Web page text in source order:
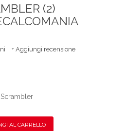
(2)
+ Aggiungi recensione
AL CARRELLO